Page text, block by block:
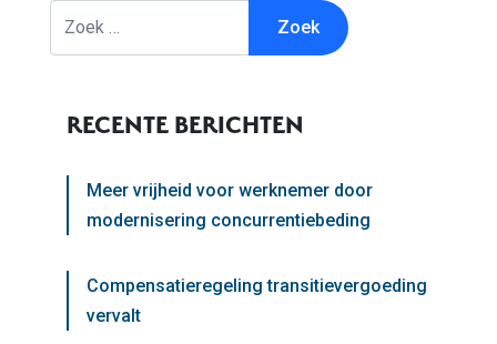
RECENTE BERICHTEN
Meer vrijheid voor werknemer door
modernisering concurrentiebeding
Compensatieregeling transitievergoeding
vervalt